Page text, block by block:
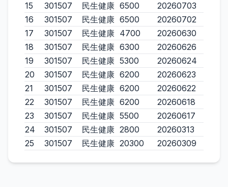
15
301507 民生健康 6500
20260703
16
301507 民生健康 6500
20260702
17
301507 民生健康 4700
20260630
18
301507 民生健康 6300
20260626
19
301507 民生健康 5300
20260624
20
301507 民生健康 6200
20260623
21
301507 民生健康 6200
20260622
22
301507 民生健康 6200
20260618
23
301507 民生健康 5500
20260617
24
301507 民生健康 2800
20260313
25
301507 民生健康 20300 20260309